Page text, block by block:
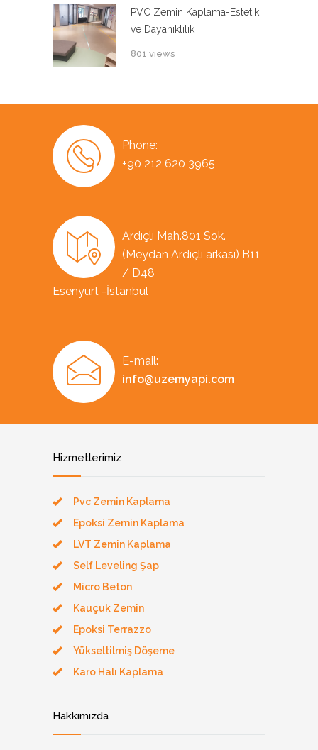
PVC Zemin Kaplama-Estetik
ve Dayanıklılık
801 views
Phone:
+90 212 620 3965
Ardıçlı Mah.801 Sok.
(Meydan Ardıçlı arkası) B11
/ D48
Esenyurt -İstanbul
E-mail:
info@uzemyapi.com
Hizmetlerimiz
Pvc Zemin Kaplama
Epoksi Zemin Kaplama
LVT Zemin Kaplama
Self Leveling Şap
Micro Beton
Kauçuk Zemin
Epoksi Terrazzo
Yükseltilmiş Döşeme
Karo Halı Kaplama
Hakkımızda